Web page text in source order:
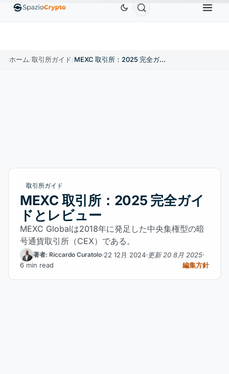
↑0.00% BNBBNB USDC USDC XRP
ホーム/取引所ガイド/ MEXC 取引所：2025 完全ガイドとレビュー
取引所ガイド
MEXC 取引所：2025 完全ガイ
ドとレビュー
MEXC Globalは2018年に発足した中央集権型の暗
号通貨取引所（CEX）である。
著者: Riccardo Curatolo 22 12月 2024 更新 20 8月 2025
6 min read
編集方針